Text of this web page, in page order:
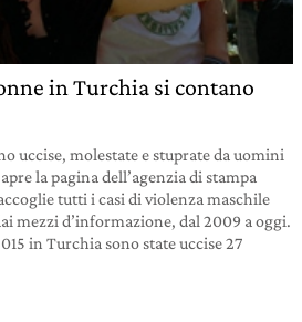
in Turchia si contano
uccise, molestate e stuprate da uomini
la pagina dell’agenzia di stampa
tutti i casi di violenza maschile
mezzi d’informazione, dal 2009 a oggi.
in Turchia sono state uccise 27